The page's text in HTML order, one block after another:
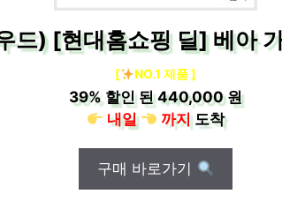
드) [현대홈쇼핑 딜] 베아
[ NO.1 제품 ]
39%할인 된440,000 원
내일
까지도착
구매 바로가기